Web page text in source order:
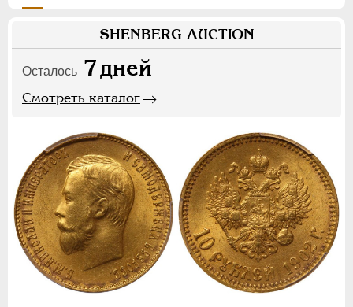
SHENBERG AUCTION
Осталось 7дней
Смотреть каталог